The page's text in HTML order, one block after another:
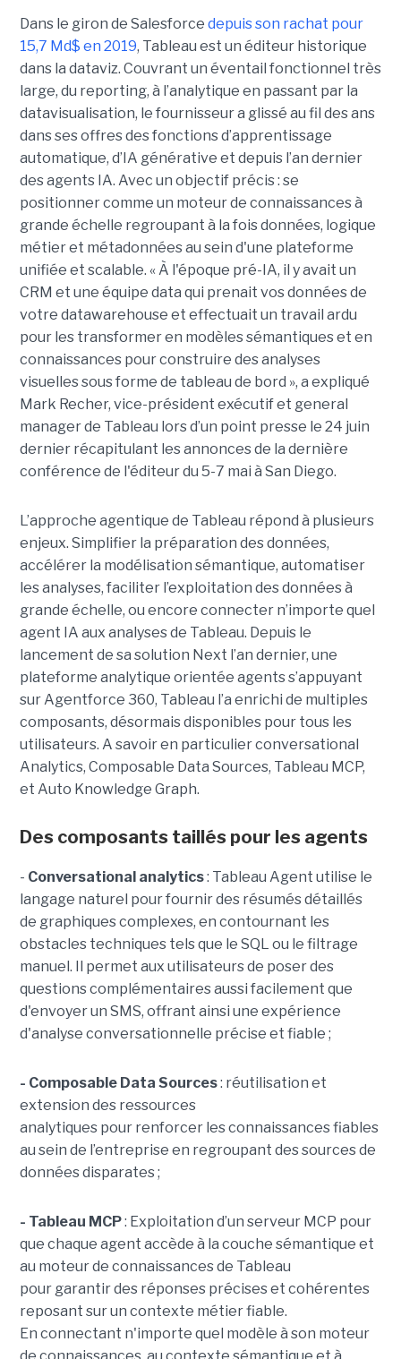
Dans le giron de Salesforce depuis son rachat pour
15,7 Md$ en 2019, Tableau est un éditeur historique
dans la dataviz. Couvrant un éventail fonctionnel très
large, du reporting, à l’analytique en passant par la
datavisualisation, le fournisseur a glissé au fil des ans
dans ses offres des fonctions d’apprentissage
automatique, d’IA générative et depuis l’an dernier
des agents IA. Avec un objectif précis : se
positionner comme un moteur de connaissances à
grande échelle regroupant à la fois données, logique
métier et métadonnées au sein d'une plateforme
unifiée et scalable. « À l'époque pré-IA, il y avait un
CRM et une équipe data qui prenait vos données de
votre datawarehouse et effectuait un travail ardu
pour les transformer en modèles sémantiques et en
connaissances pour construire des analyses
visuelles sous forme de tableau de bord », a expliqué
Mark Recher, vice-président exécutif et general
manager de Tableau lors d’un point presse le 24 juin
dernier récapitulant les annonces de la dernière
conférence de l'éditeur du 5-7 mai à San Diego.
L’approche agentique de Tableau répond à plusieurs
enjeux. Simplifier la préparation des données,
accélérer la modélisation sémantique, automatiser
les analyses, faciliter l’exploitation des données à
grande échelle, ou encore connecter n’importe quel
agent IA aux analyses de Tableau. Depuis le
lancement de sa solution Next l’an dernier, une
plateforme analytique orientée agents s’appuyant
sur Agentforce 360, Tableau l’a enrichi de multiples
composants, désormais disponibles pour tous les
utilisateurs. A savoir en particulier conversational
Analytics, Composable Data Sources, Tableau MCP,
et Auto Knowledge Graph.
Des composants taillés pour les agents
- Conversational analytics: Tableau Agent utilise le
langage naturel pour fournir des résumés détaillés
de graphiques complexes, en contournant les
obstacles techniques tels que le SQL ou le filtrage
manuel. Il permet aux utilisateurs de poser des
questions complémentaires aussi facilement que
d'envoyer un SMS, offrant ainsi une expérience
d'analyse conversationnelle précise et fiable ;
- Composable Data Sources: réutilisation et
extension des ressources
analytiques pour renforcer les connaissances fiables
au sein de l’entreprise en regroupant des sources de
données disparates ;
- Tableau MCP: Exploitation d’un serveur MCP pour
que chaque agent accède à la couche sémantique et
au moteur de connaissances de Tableau
pour garantir des réponses précises et cohérentes
reposant sur un contexte métier fiable.
En connectant n'importe quel modèle à son moteur